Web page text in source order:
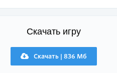
Скачать игру
Скачать | 836 Мб